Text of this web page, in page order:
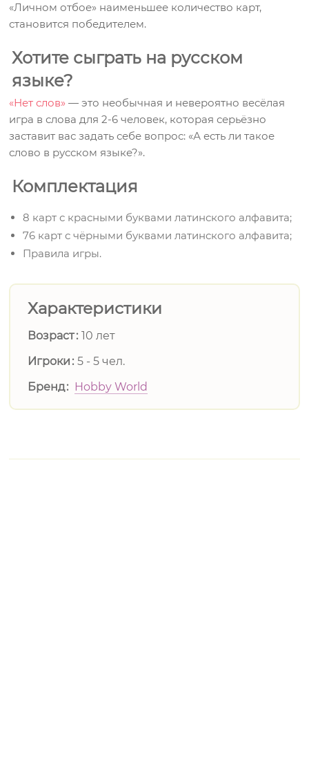
«Личном отбое» наименьшее количество карт,
становится победителем.
Хотите сыграть на русском
языке?
«Нет слов» — это необычная и невероятно весёлая
игра в слова для 2-6 человек, которая серьёзно
заставит вас задать себе вопрос: «А есть ли такое
слово в русском языке?».
Комплектация
8 карт с красными буквами латинского алфавита;
76 карт с чёрными буквами латинского алфавита;
Правила игры.
Характеристики
Возраст 10 лет
Игроки 5 - 5 чел.
Бренд
Hobby World